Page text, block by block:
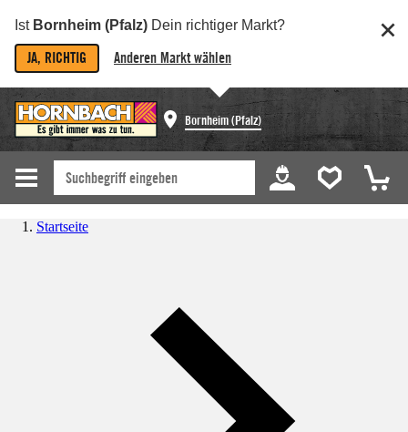
Ist Bornheim (Pfalz) Dein richtiger Markt?
JA, RICHTIG Anderen Markt wählen
Bornheim (Pfalz)
Startseite